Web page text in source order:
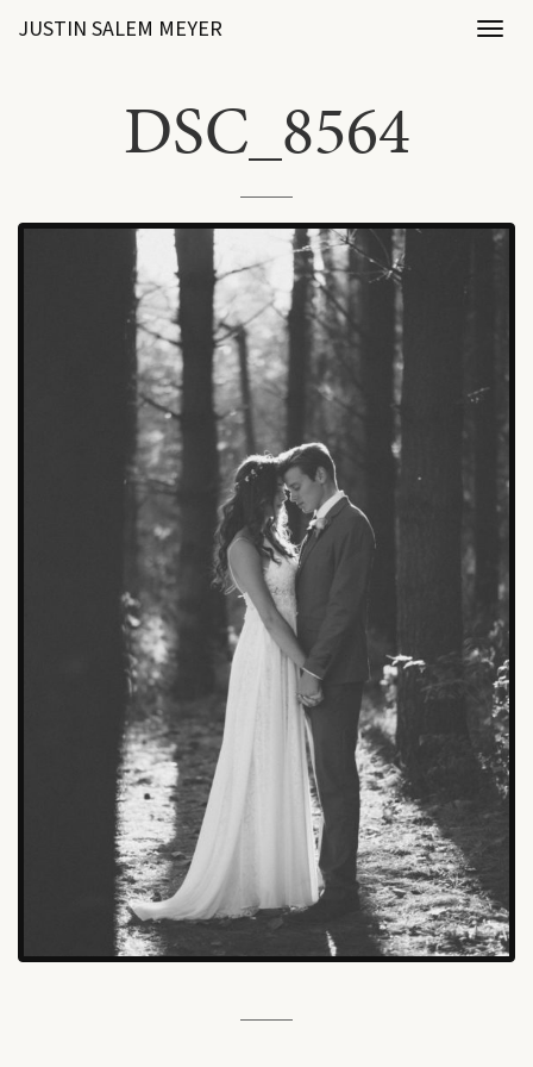
JUSTIN SALEM MEYER
DSC_8564